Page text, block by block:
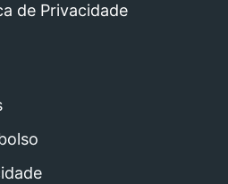
de Privacidade